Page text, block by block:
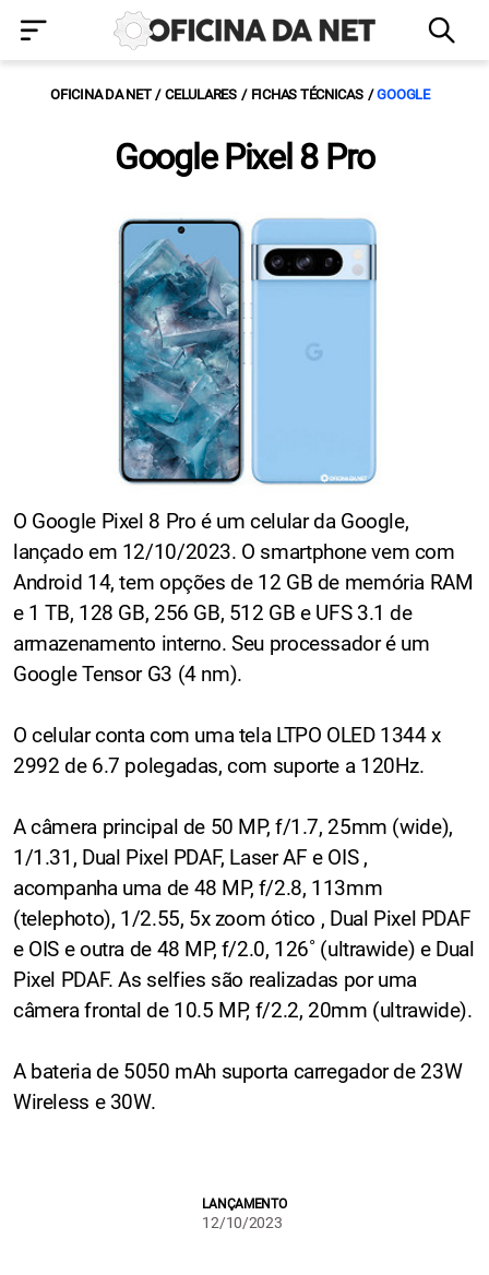
OFICINA DA NET CELULARES FICHAS TÉCNICAS GOOGLE
Google Pixel 8 Pro
LANÇAMENTO
12/10/2023
O Google Pixel 8 Pro é um celular da Google,
lançado em 12/10/2023. O smartphone vem com
Android 14, tem opções de 12 GB de memória RAM
e 1 TB, 128 GB, 256 GB, 512 GB e UFS 3.1 de
armazenamento interno. Seu processador é um
Google Tensor G3 (4 nm).
O celular conta com uma tela LTPO OLED 1344 x
2992 de 6.7 polegadas, com suporte a 120Hz.
A câmera principal de 50 MP, f/1.7, 25mm (wide),
1/1.31, Dual Pixel PDAF, Laser AF e OIS ,
acompanha uma de 48 MP, f/2.8, 113mm
(telephoto), 1/2.55, 5x zoom ótico , Dual Pixel PDAF
e OIS e outra de 48 MP, f/2.0, 126˚ (ultrawide) e Dual
Pixel PDAF. As selfies são realizadas por uma
câmera frontal de 10.5 MP, f/2.2, 20mm (ultrawide).
A bateria de 5050 mAh suporta carregador de 23W
Wireless e 30W.